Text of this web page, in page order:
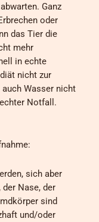
Ganz
oder
das Tier die
mehr
in echte
nicht zur
auch Wasser nicht
Notfall.
sich aber
der Nase, der
sind
und/oder